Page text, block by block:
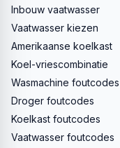
Inbouw vaatwasser
Vaatwasser kiezen
Amerikaanse koelkast
Koel-vriescombinatie
Wasmachine foutcodes
Droger foutcodes
Koelkast foutcodes
Vaatwasser foutcodes